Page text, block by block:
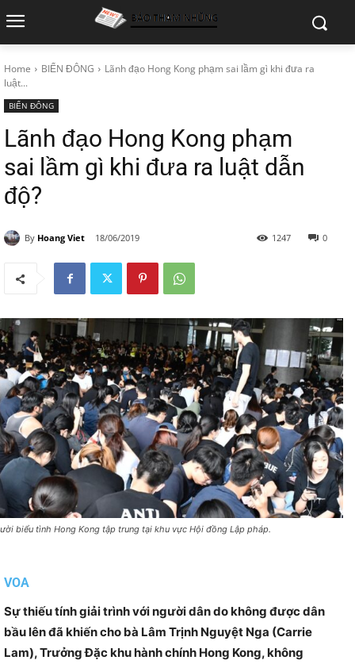
Home BIỂN ĐÔNG
Lãnh đạo Hong Kong phạm sai lầm gì khi đưa ra
luật...
BIỂN ĐÔNG
Lãnh đạo Hong Kong phạm
sai lầm gì khi đưa ra luật dẫn
độ?
By Hoang Viet 18/06/2019 0
1247
biểu tình Hong Kong tập trung tại khu vực Hội đồng Lập pháp.
VOA
Sự thiếu tính giải trình với người dân do không được dân
bầu lên đã khiến cho bà Lâm Trịnh Nguyệt Nga (Carrie
Lam), Trưởng Đặc khu hành chính Hong Kong, không